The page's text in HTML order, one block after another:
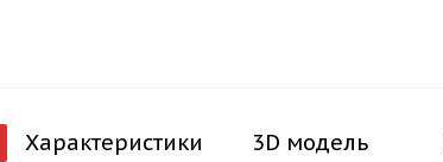
Характеристики 3D модель